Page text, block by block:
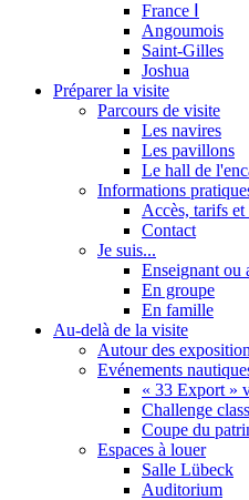
France Ⅰ
Angoumois
Saint-Gilles
Joshua
Préparer la visite
Parcours de visite
Les navires
Les pavillons
Le hall de
Informations
Accès, tarifs et
Contact
Je suis...
Enseignant ou
En groupe
En famille
Au-delà de la visite
Autour des
Evénements
« 33 Export »
Challenge
Coupe du
Espaces à louer
Salle Lübeck
Auditorium